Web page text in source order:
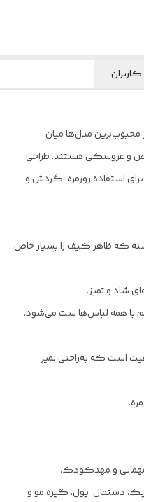
مدل‌ها میان
و عروسکی هستند. طراحی
استفاده روزمره، گردش و
که ظاهر کیف را بسیار خاص
شاد و تمیز.
همه لباس‌ها ست می‌شود.
است که به‌راحتی تمیز
مهمانی و مهدکودک.
دستمال، پول، گیره مو و